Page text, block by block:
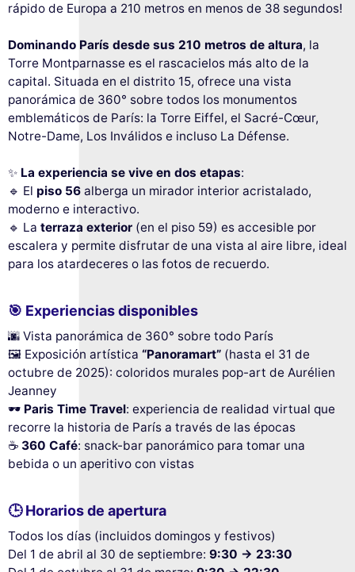
rápido de Europa a 210 metros en menos de 38 segundos!
Dominando París desde sus 210 metros de altura, la
Torre Montparnasse es el rascacielos más alto de la
capital. Situada en el distrito 15, ofrece una vista
panorámica de 360° sobre todos los monumentos
emblemáticos de París: la Torre Eiffel, el Sacré-Cœur,
Notre-Dame, Los Inválidos e incluso La Défense.
✨ La experiencia se vive en dos etapas:
🔹 El piso 56 alberga un mirador interior acristalado,
moderno e interactivo.
🔹 La terraza exterior (en el piso 59) es accesible por
escalera y permite disfrutar de una vista al aire libre, ideal
para los atardeceres o las fotos de recuerdo.
🎯 Experiencias disponibles
🌆 Vista panorámica de 360° sobre todo París
🖼️ Exposición artística “Panoramart” (hasta el 31 de
octubre de 2025): coloridos murales pop-art de Aurélien
Jeanney
🕶️ Paris Time Travel: experiencia de realidad virtual que
recorre la historia de París a través de las épocas
☕ 360 Café: snack-bar panorámico para tomar una
bebida o un aperitivo con vistas
🕒Horarios de apertura
Todos los días (incluidos domingos y festivos)
Del 1 de abril al 30 de septiembre: 9:30 → 23:30